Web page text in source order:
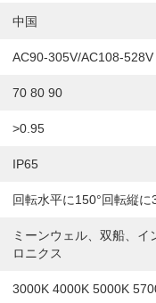
中国
AC90-305V/AC108-528V
70 80 90
>0.95
IP65
回転水平に150°回転縦に
ミーンウェル、双船、イ
ロニクス
3000K 4000K 5000K